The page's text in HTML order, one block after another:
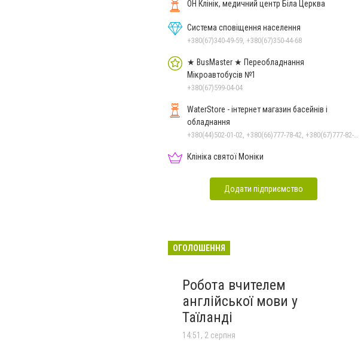
ОН Клінік, медичний центр Біла Церква
Система сповіщення населення
+380(67)340-49-59, +380(67)350-44-68
★ BusMaster ★ Переобладнання
Мікроавтобусів №1
+380(67)599-04-04
WaterStore - інтернет магазин басейнів і
обладнання
Клініка святої Моніки
Додати підприємство
ОГОЛОШЕННЯ
Робота вчителем
англійської мови у
Таїланді
14:51, 2 серпня